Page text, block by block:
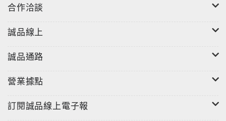
合作洽談
誠品線上
誠品通路
營業據點
訂閱誠品線上電子報